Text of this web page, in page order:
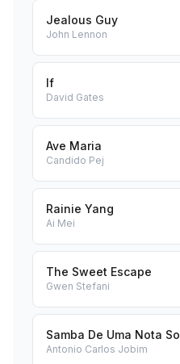
Jealous Guy
John Lennon
If
David Gates
Ave Maria
Candido Pej
Rainie Yang
Ai Mei
The Sweet Escape
Gwen Stefani
Samba De Uma Nota So
Antonio Carlos Jobim